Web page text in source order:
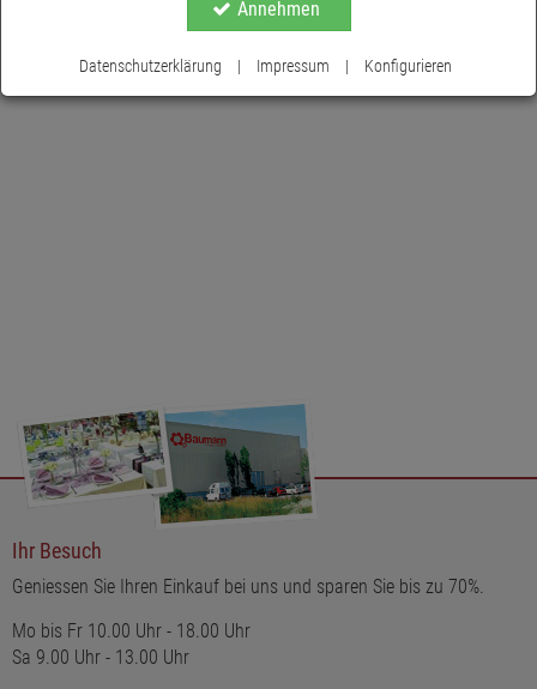
Ihr Besuch
Geniessen Sie Ihren Einkauf bei uns und sparen Sie bis zu 70%.
Mo bis Fr 10.00 Uhr - 18.00 Uhr
Sa 9.00 Uhr - 13.00 Uhr
Annehmen
Datenschutzerklärung | Impressum | Konfigurieren